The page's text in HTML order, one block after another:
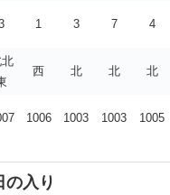
1 3 7 4
西 北 北 北
1006 1003 1003 1005
の入り